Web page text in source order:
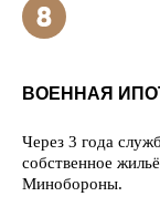
ВОЕННАЯ
Через 3 года
собственное
Минобороны.